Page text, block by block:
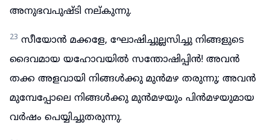
അനുഭവപുഷ്ടി നല്കുന്നു.
23 സീയോൻ മക്കളേ, ഘോഷിച്ചുല്ലസിച്ചു നിങ്ങളുടെ
ദൈവമായ യഹോവയിൽ സന്തോഷിപ്പിൻ! അവൻ
തക്ക അളവായി നിങ്ങൾക്കു മുൻമഴ തരുന്നു; അവൻ
മുമ്പേപ്പോലെ നിങ്ങൾക്കു മുൻമഴയും പിൻമഴയുമായ
വർഷം പെയ്യിച്ചുതരുന്നു.